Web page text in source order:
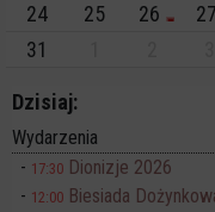
24
25 26 27
31
Dzisiaj:
Wydarzenia
17:30 Dionizje 2026
12:00 Biesiada